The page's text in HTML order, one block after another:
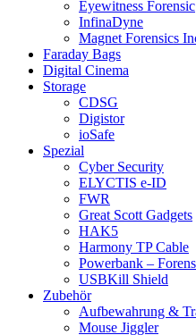
Eyewitness Forensic
InfinaDyne
Magnet Forensics
Faraday Bags
Digital Cinema
Storage
CDSG
Digistor
ioSafe
Spezial
Cyber Security
ELYCTIS e-ID
FWR
Great Scott Gadgets
HAK5
Harmony TP Cable
Powerbank –
USBKill Shield
Zubehör
Aufbewahrung &
Mouse Jiggler